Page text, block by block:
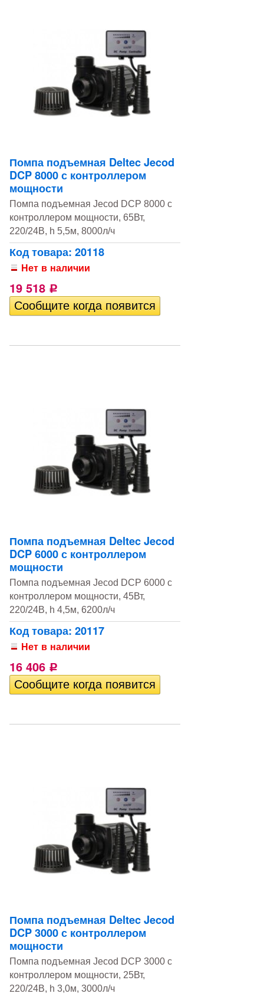
Помпа подъемная Deltec Jecod
DCP 8000 с контроллером
мощности
Помпа подъемная Jecod DCP 8000 с
контроллером мощности, 65Вт,
220/24В, h 5,5м, 8000л/ч
Код товара: 20118
Нет в наличии
19 518 Р
Помпа подъемная Deltec Jecod
DCP 6000 с контроллером
мощности
Помпа подъемная Jecod DCP 6000 с
контроллером мощности, 45Вт,
220/24В, h 4,5м, 6200л/ч
Код товара: 20117
Нет в наличии
16 406 Р
Помпа подъемная Deltec Jecod
DCP 3000 с контроллером
мощности
Помпа подъемная Jecod DCP 3000 с
контроллером мощности, 25Вт,
220/24В, h 3,0м, 3000л/ч